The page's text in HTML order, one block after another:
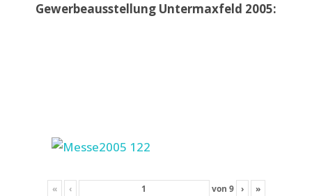
Gewerbeausstellung Untermaxfeld 2005:
« ‹ von 9 › »